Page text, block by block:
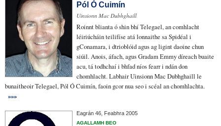
Pól Ó Cuimín
Uinsionn Mac Dubhghaill
Roinnt blianta ó shin bhí Telegael, ancomhlacht
léiriúcháin teilifíse atá lonnaithe sa Spidéal i
gConamara, i dtrioblóid agusag ligint daoine chun
siúil. Anois, áfach, agusGradam Emmydíreach buaite
acu, tátodhchaíi bhfad níos fearr i ndán don
chomhlacht. Labhair Uinsionn Mac Dubhghaill le
bunaitheoir Telegael, Pól Ó Cuimín, faoin gcor nua seo i scéal an chomhlachta.
»»»
Eagrán 46, Feabhra 2005
AGALLAMH BEO